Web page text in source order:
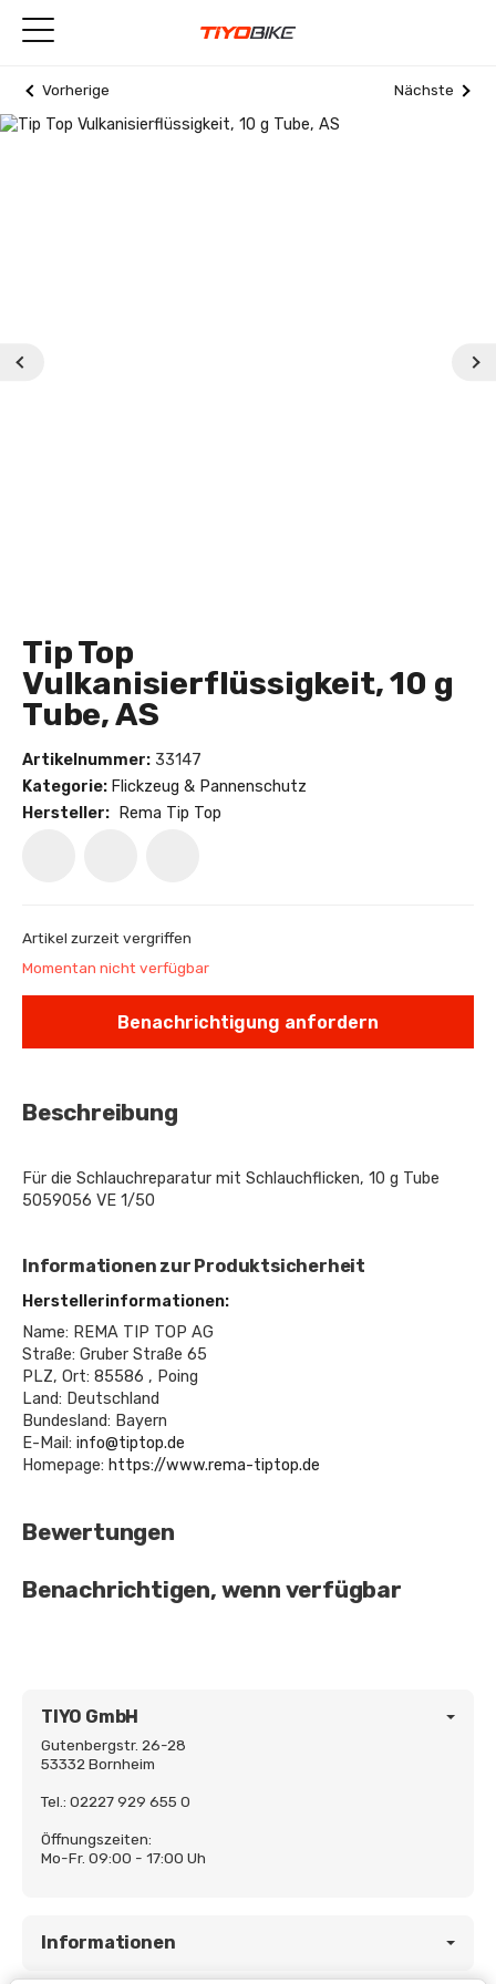
Vorherige Nächste
Tip Top
Vulkanisierflüssigkeit, 10 g
Tube, AS
Artikelnummer: 33147
Kategorie: Flickzeug & Pannenschutz
Hersteller:
Rema Tip Top
Artikel zurzeit vergriffen
Momentan nicht verfügbar
Benachrichtigung anfordern
Beschreibung
Für die Schlauchreparatur mit Schlauchflicken, 10 g Tube
5059056 VE 1/50
Informationen zur Produktsicherheit
Herstellerinformationen:
Name: REMA TIP TOP AG
Straße: Gruber Straße 65
PLZ, Ort: 85586 , Poing
Land: Deutschland
Bundesland: Bayern
E-Mail: info@tiptop.de
Homepage: https://www.rema-tiptop.de
Bewertungen
Benachrichtigen, wenn verfügbar
TIYO GmbH
Gutenbergstr. 26-28
53332 Bornheim
Tel.: 02227 929 655 0
Öffnungszeiten:
Mo-Fr. 09:00 - 17:00 Uh
Informationen